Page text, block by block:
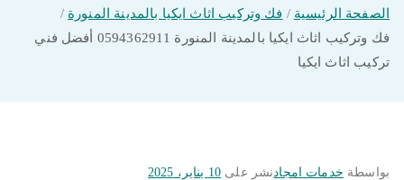
الصفحة الرئيسية
فك وتركيب اثاث ايكيا بالمدينة المنورة
فك وتركيب اثاث ايكيا بالمدينة المنورة 0594362911 أفضل فني
تركيب اثاث ايكيا
بواسطة خدمات امجادنشر على 10 يناير، 2025